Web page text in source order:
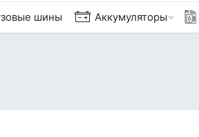
шины Аккумуляторы